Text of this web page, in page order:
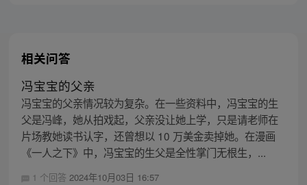
相关问答
冯宝宝的父亲
冯宝宝的父亲情况较为复杂。在一些资料中，冯宝宝的生
父是冯峰，她从拍戏起，父亲没让她上学，只是请老师在
片场教她读书认字，还曾想以 10 万美金卖掉她。在漫画
《一人之下》中，冯宝宝的生父是全性掌门无根生，...
1 个回答 2024年10月03日 16:57